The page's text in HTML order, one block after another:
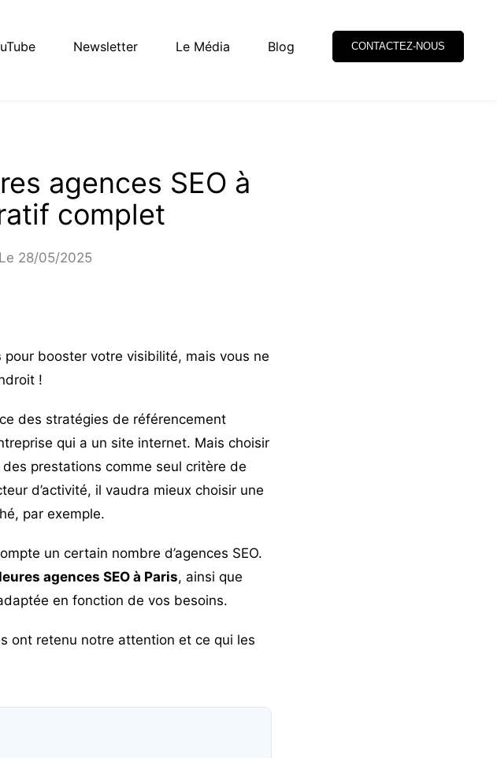
Newsletter Le Média Blog CONTACTEZ-NOUS
agences SEO à
complet
28/05/2025
pour booster votre visibilité, mais vous ne
!
des stratégies de référencement
qui a un site internet. Mais choisir
prestations comme seul critère de
d’activité, il vaudra mieux choisir une
par exemple.
un certain nombre d’agences SEO.
agences SEO à Paris, ainsi que
en fonction de vos besoins.
ont retenu notre attention et ce qui les